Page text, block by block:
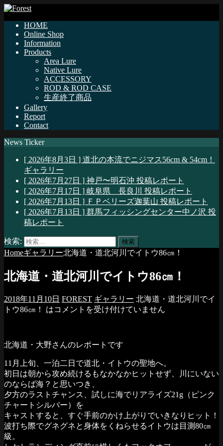
HOME
Online Shop
Information
Products
Area Lure
Native Lure
ACCESSORY
ROD & ROD CASE
生産終了商品
Gallery
Report
Contact
News Ticker
[ 2026年8月3日 ] 道北の本流でニジマス56cm & 54cm！
ギャラリー
[ 2026年7月27日 ] 神戸〜明石沖 投稿レポート
[ 2026年7月17日 ] 岐阜県 長良川 投稿レポート
[ 2026年7月13日 ] ＦＰベリーズ迦葉山 投稿レポート
[ 2026年7月13日 ] 群馬フィッシングセンター中ノ沢 投
稿レポート
検索:
Homeギャラリー北海道・道北河川でイトウ86㎝！
北海道・道北河川でイトウ86㎝！
2018年11月10日 FOREST ギャラリー 北海道・道北河川でイ
トウ86㎝！ はコメントを受け付けていません
北海道・大野さんのレポートです
11月上旬、一泊二日で道北・イトウの聖地へ。
初日は朝から攻め続けるもなかなかヒットせず、川にいない
のならば海？と思いつき、
夕方のラストチャンス、試しに海でリアライズ21g（ピンク
チャートシルバー）を
キャストすると、すぐ手前のかけ上がりでいきなりヒット！
波打ち際でグネグネと身体をくねらせるイトウは目測80㎝
級。